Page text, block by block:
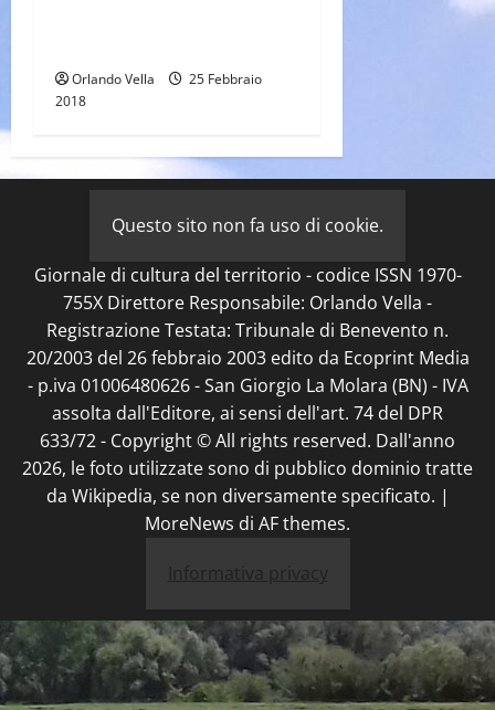
Orlando Vella
25 Febbraio
2018
Questo sito non fa uso di cookie.
Giornale di cultura del territorio - codice ISSN 1970-
755X Direttore Responsabile: Orlando Vella -
Registrazione Testata: Tribunale di Benevento n.
20/2003 del 26 febbraio 2003 edito da Ecoprint Media
- p.iva 01006480626 - San Giorgio La Molara (BN) - IVA
assolta dall'Editore, ai sensi dell'art. 74 del DPR
633/72 - Copyright © All rights reserved. Dall'anno
2026, le foto utilizzate sono di pubblico dominio tratte
da Wikipedia, se non diversamente specificato. |
MoreNews di AF themes.
Informativa privacy